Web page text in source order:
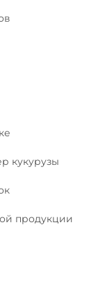
кукурузы
продукции